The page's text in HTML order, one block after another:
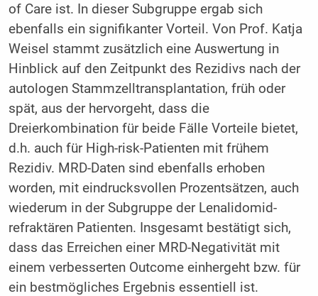
of Care ist. In dieser Subgruppe ergab sich
ebenfalls ein signifikanter Vorteil. Von Prof. Katja
Weisel stammt zusätzlich eine Auswertung in
Hinblick auf den Zeitpunkt des Rezidivs nach der
autologen Stammzelltransplantation, früh oder
spät, aus der hervorgeht, dass die
Dreierkombination für beide Fälle Vorteile bietet,
d.h. auch für High-risk-Patienten mit frühem
Rezidiv. MRD-Daten sind ebenfalls erhoben
worden, mit eindrucksvollen Prozentsätzen, auch
wiederum in der Subgruppe der Lenalidomid-
refraktären Patienten. Insgesamt bestätigt sich,
dass das Erreichen einer MRD-Negativität mit
einem verbesserten Outcome einhergeht bzw. für
ein bestmögliches Ergebnis essentiell ist.